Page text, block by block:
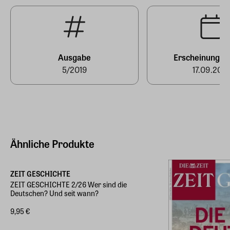
Ausgabe
5/2019
17.09.2019
Ähnliche Produkte
ZEIT GESCHICHTE
ZEIT GESCHICHTE 2/26 Wer sind die
Deutschen? Und seit wann?
9,95 €